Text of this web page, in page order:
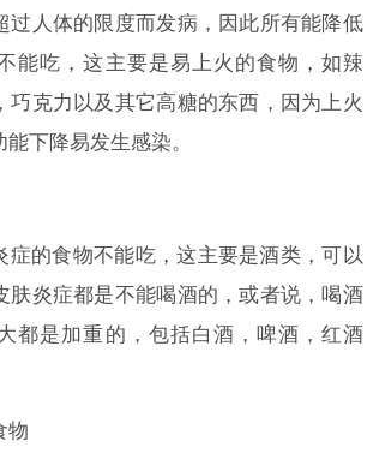
过人体的限度而发病，因此所有能降低
能吃，这主要是易上火的食物，如辣
巧克力以及其它高糖的东西，因为上火
下降易发生感染。
症的食物不能吃，这主要是酒类，可以
肤炎症都是不能喝酒的，或者说，喝酒
都是加重的，包括白酒，啤酒，红酒
物